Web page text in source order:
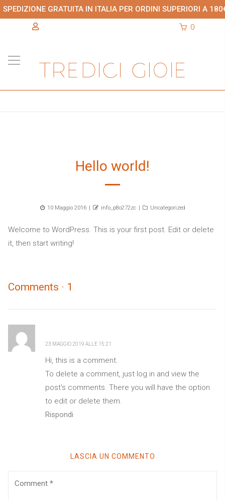
SPEDIZIONE GRATUITA IN ITALIA PER ORDINI SUPERIORI A
0
Hello world!
Posted
10 Maggio 2016 Author
info_p8o272zc Categories
Uncategorized
Welcome to WordPress. This is your first post. Edit or delete
it, then start writing!
Comments · 1
detto:
23 MAGGIO 2019 ALLE 15:21
Hi, this is a comment.
To delete a comment, just log in and view the
post's comments. There you will have the option
to edit or delete them.
Rispondi
LASCIA UN COMMENTO